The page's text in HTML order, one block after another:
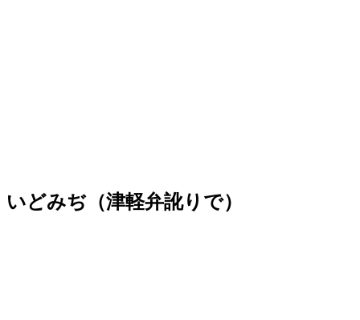
いどみぢ（津軽弁訛りで）